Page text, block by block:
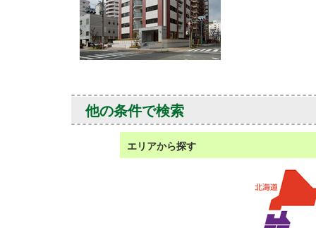
他の条件で検索
エリアから探す